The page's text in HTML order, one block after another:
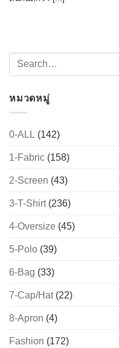
หมวดหมู่
0-ALL (142)
1-Fabric (158)
2-Screen (43)
3-T-Shirt(236)
4-Oversize (45)
5-Polo (39)
6-Bag (33)
7-Cap/Hat(22)
8-Apron (4)
Fashion (172)